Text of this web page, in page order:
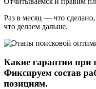
Раз в месяц — что
что делаем дальше.
Какие гарантии при
Фиксируем состав
позициям.